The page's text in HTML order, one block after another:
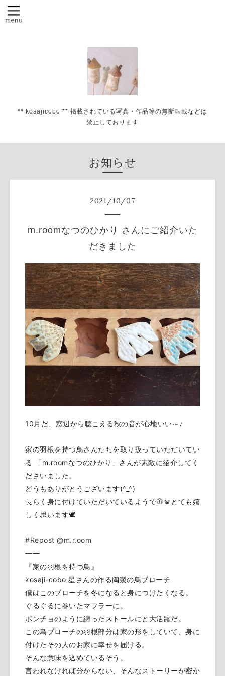
** kosajicobo ** 掲載されている写真・作品等の無断転載などは
禁止しております
お知らせ
2021/10/07
m.roomなつのひかり さんにご紹介いた
だきました
10月だ、窓辺から聴こえる秋の音が心地いい～♪
家の羽根を持つ鳥さんたちを取り扱っていただいてい
る 「m.roomなつのひかり」 さんが素敵に紹介してく
ださいました。
どうもありがとうございます(^_^)
長らく身に付けていただいているようで🧥🧣とても嬉
しく思います🕊
#Repost @m.r.oom
——
『家の羽根を持つ鳥』
kosaji-cobo 星さんの作る陶製の鳥ブローチ
僕はこのブローチを冬になると身につけたくなる。
ぐるぐるに巻いたマフラーに。
ポンチョのように纏ったストールにと大活躍だ。
この鳥ブローチの羽根部分は家の形をしていて、身に
付けたその人のお家に幸せを届ける。
そんな意味を込めているそう。
言われなければ分からない、そんなストーリーが密か